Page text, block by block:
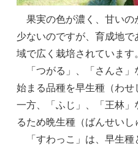
果実の色が濃く、甘いの
少ないのですが、育成地
域で広く栽培されています。
「つがる」、「さんさ」
始まる品種を早生種（わせ
一方、「ふじ」、「王林」
るため晩生種（ばんせいし
「すわっこ」は、早生種